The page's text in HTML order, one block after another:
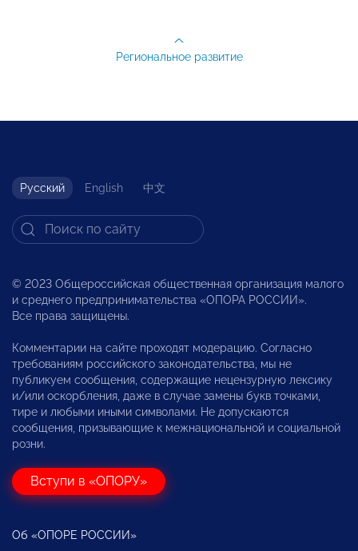
Региональное развитие
Русский English 中文
© 2023 Общероссийская общественная организация малого
и среднего предпринимательства «ОПОРА РОССИИ».
Все права защищены.
Комментарии на сайте проходят модерацию. Согласно
требованиям российского законодательства, мы не
публикуем сообщения, содержащие нецензурную лексику
и/или оскорбления, даже в случае замены букв точками,
тире и любыми иными символами. Не допускаются
сообщения, призывающие к межнациональной и социальной
розни.
Вступи в «ОПОРУ»
Об «ОПОРЕ РОССИИ»